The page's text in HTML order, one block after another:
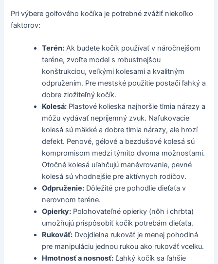
Pri výbere golfového kočíka je potrebné zvážiť niekoľko
faktorov:
Terén: Ak budete kočík používať v náročnejšom
teréne, zvoľte model s robustnejšou
konštrukciou, veľkými kolesami a kvalitným
odpružením. Pre mestské použitie postačí ľahký a
dobre zložiteľný kočík.
Kolesá: Plastové kolieska najhoršie tlmia nárazy a
môžu vydávať nepríjemný zvuk. Nafukovacie
kolesá sú mäkké a dobre tlmia nárazy, ale hrozí
defekt. Penové, gélové a bezdušové kolesá sú
kompromisom medzi týmito dvoma možnosťami.
Otočné kolesá uľahčujú manévrovanie, pevné
kolesá sú vhodnejšie pre aktívnych rodičov.
Odpruženie: Dôležité pre pohodlie dieťaťa v
nerovnom teréne.
Opierky: Polohovateľné opierky (nôh i chrbta)
umožňujú prispôsobiť kočík potrebám dieťaťa.
Rukoväť: Dvojdielna rukoväť je menej pohodlná
pre manipuláciu jednou rukou ako rukoväť vcelku.
Hmotnosť a nosnosť: Ľahký kočík sa ľahšie